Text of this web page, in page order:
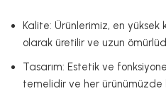
Kalite: Ürünlerimiz, en
olarak üretilir ve uzun
Tasarım: Estetik ve
temelidir ve her ürünümüzde